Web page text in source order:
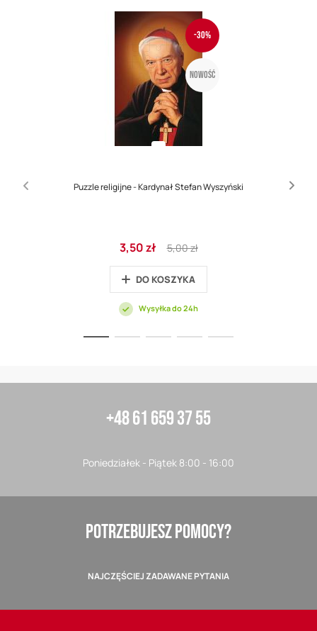
-30%
Nowość
Puzzle religijne - Kardynał Stefan Wyszyński
Cena
promocyjna
3,50 zł
Regular
Price
5,00 zł
DO KOSZYKA
Wysyłka do 24h
+48 61 659 37 55
Poniedziałek - Piątek 8:00 - 16:00
POTRZEBUJESZ POMOCY?
NAJCZĘŚCIEJ ZADAWANE PYTANIA